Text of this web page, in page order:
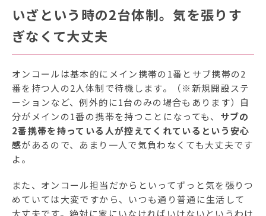
いざという時の2台体制。気を張りす
ぎなくて大丈夫
オンコールは基本的にメイン携帯の1番とサブ携帯の2
番を持つ人の2人体制で待機します。（※新規開設ステ
ーションなど、例外的に1台のみの場合もあります）自
分がメインの1番の携帯を持つことになっても、 サブの
2番携帯を持っている人が控えてくれているという安心
感があるので、あまり一人で気負わなくても大丈夫です
よ。
また、オンコール担当だからといってずっと気を張りつ
めていては大変ですから、いつも通り普通に生活して
大丈夫です。絶対に家にいなければいけないというわけ